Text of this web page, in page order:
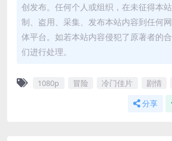
创发布。任何个人或组织，在未征得本
制、盗用、采集、发布本站内容到任何
体平台。如若本站内容侵犯了原著者的
们进行处理。
1080p 冒险 冷门佳片 剧情
分享